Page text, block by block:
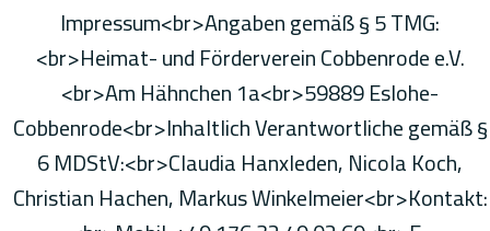
Impressum<br>Angaben gemäß § 5 TMG:
<br>Heimat- und Förderverein Cobbenrode e.V.
<br>Am Hähnchen 1a<br>59889 Eslohe-
Cobbenrode<br>Inhaltlich Verantwortliche gemäß §
6 MDStV:<br>Claudia Hanxleden, Nicola Koch,
Christian Hachen, Markus Winkelmeier<br>Kontakt: